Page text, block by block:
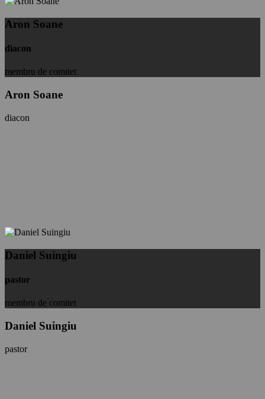
Aron Soane
diacon
membru de comitet
Aron Soane
diacon
Daniel Suingiu
pastor
membru de comitet
Daniel Suingiu
pastor